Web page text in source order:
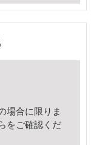
場合に限りま
をご確認くだ